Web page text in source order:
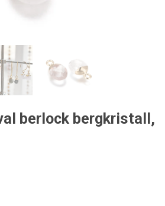
berlock bergkristall,